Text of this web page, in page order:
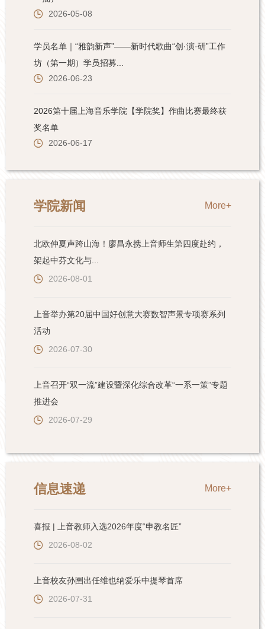
学院新闻 More+
北欧仲夏声跨山海！廖昌永携上音师生第四度赴约，
架起中芬文化与...
2026-08-01
上音举办第20届中国好创意大赛数智声景专项赛系列
活动
2026-07-30
上音召开“双一流”建设暨深化综合改革“一系一策”专题
推进会
2026-07-29
信息速递 More+
喜报 | 上音教师入选2026年度“申教名匠”
2026-08-02
上音校友孙圉出任维也纳爱乐中提琴首席
2026-07-31